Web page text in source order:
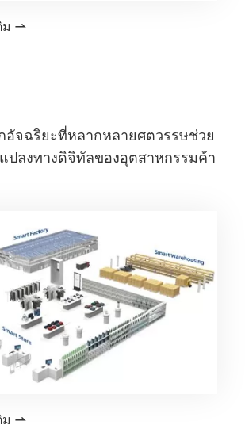
ม 
จฉริยะที่หลากหลายศตวรรษช่วย
ปลงทางดิจิทัลของอุตสาหกรรมค้า
ม 